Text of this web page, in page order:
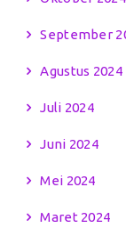
September
Agustus 2024
Juli 2024
Juni 2024
Mei 2024
Maret 2024